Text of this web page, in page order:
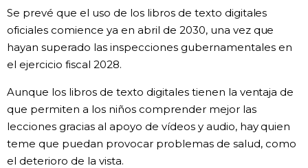
Gente
Tokio
Avisos
Se prevé que el uso de los libros de texto digitales
oficiales comience ya en abril de 2030, una vez que
hayan superado las inspecciones gubernamentales en
el ejercicio fiscal 2028.
Aunque los libros de texto digitales tienen la ventaja de
que permiten a los niños comprender mejor las
lecciones gracias al apoyo de vídeos y audio, hay quien
teme que puedan provocar problemas de salud, como
el deterioro de la vista.